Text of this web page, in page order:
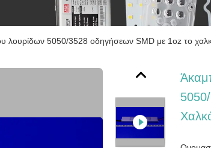
λουρίδων 5050/3528 οδηγήσεων SMD με 1oz το